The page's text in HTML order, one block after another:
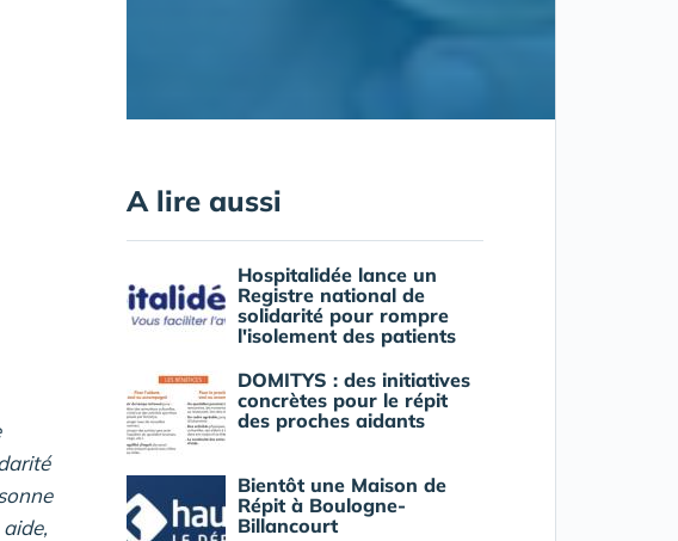
A lire aussi
Hospitalidée lance un
Registre national de
solidarité pour rompre
l'isolement des patients
DOMITYS : des initiatives
concrètes pour le répit
des proches aidants
Bientôt une Maison de
Répit à Boulogne-
Billancourt